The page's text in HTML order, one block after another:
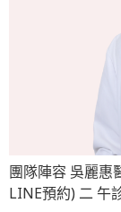
團隊陣容 吳麗惠
LINE預約) 二 午